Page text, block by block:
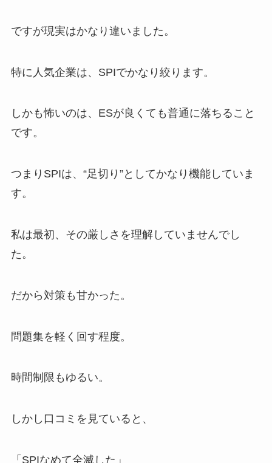
ですが現実はかなり違いました。
特に人気企業は、SPIでかなり絞ります。
しかも怖いのは、ESが良くても普通に落ちること
です。
つまりSPIは、“足切り”としてかなり機能していま
す。
私は最初、その厳しさを理解していませんでし
た。
だから対策も甘かった。
問題集を軽く回す程度。
時間制限もゆるい。
しかし口コミを見ていると、
「SPIなめて全滅した」